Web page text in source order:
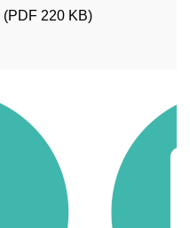
(PDF 220 KB)